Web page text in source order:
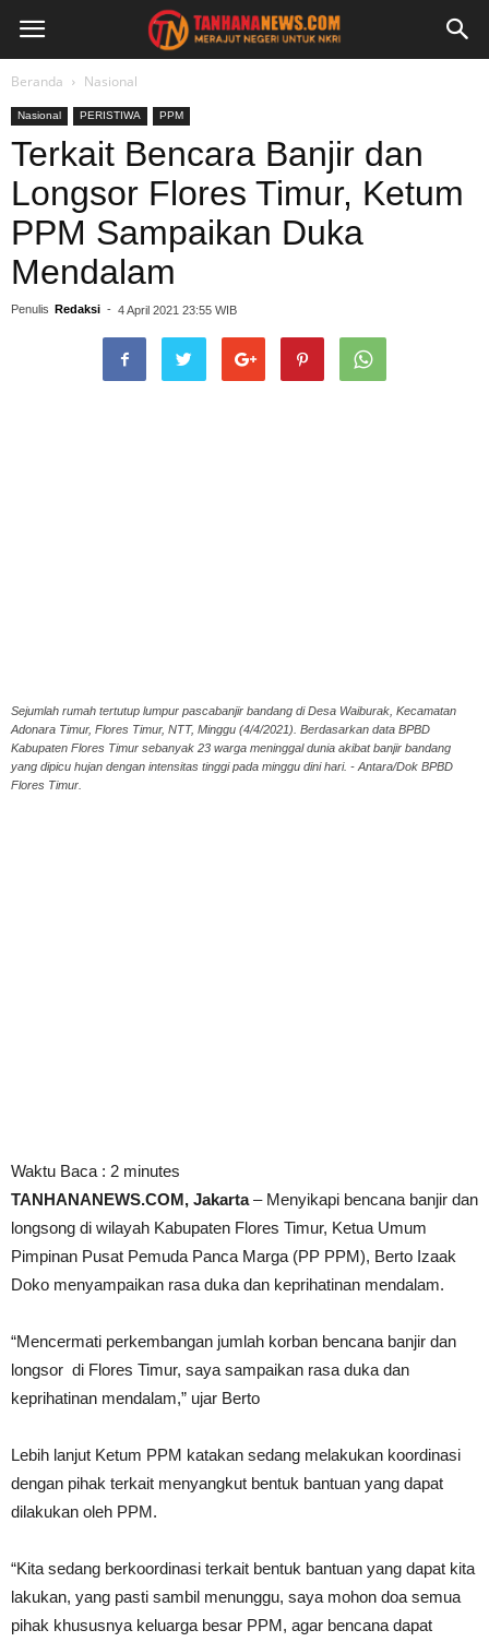
Beranda Nasional
Nasional PERISTIWA PPM
Terkait Bencara Banjir dan
Longsor Flores Timur, Ketum
PPM Sampaikan Duka
Mendalam
Penulis Redaksi - 4 April 2021 23:55 WIB
Sejumlah rumah tertutup lumpur pascabanjir bandang di Desa Waiburak, Kecamatan
Adonara Timur, Flores Timur, NTT, Minggu (4/4/2021). Berdasarkan data BPBD
Kabupaten Flores Timur sebanyak 23 warga meninggal dunia akibat banjir bandang
yang dipicu hujan dengan intensitas tinggi pada minggu dini hari. - Antara/Dok BPBD
Flores Timur.
Waktu Baca : 2 minutes
TANHANANEWS.COM, Jakarta– Menyikapi bencana banjir dan
longsong di wilayah Kabupaten Flores Timur, Ketua Umum
Pimpinan Pusat Pemuda Panca Marga (PP PPM), Berto Izaak
Doko menyampaikan rasa duka dan keprihatinan mendalam.
“Mencermati perkembangan jumlah korban bencana banjir dan
longsor di Flores Timur, saya sampaikan rasa duka dan
keprihatinan mendalam,” ujar Berto
Lebih lanjut Ketum PPM katakan sedang melakukan koordinasi
dengan pihak terkait menyangkut bentuk bantuan yang dapat
dilakukan oleh PPM.
“Kita sedang berkoordinasi terkait bentuk bantuan yang dapat kita
lakukan, yang pasti sambil menunggu, saya mohon doa semua
pihak khususnya keluarga besar PPM, agar bencana dapat